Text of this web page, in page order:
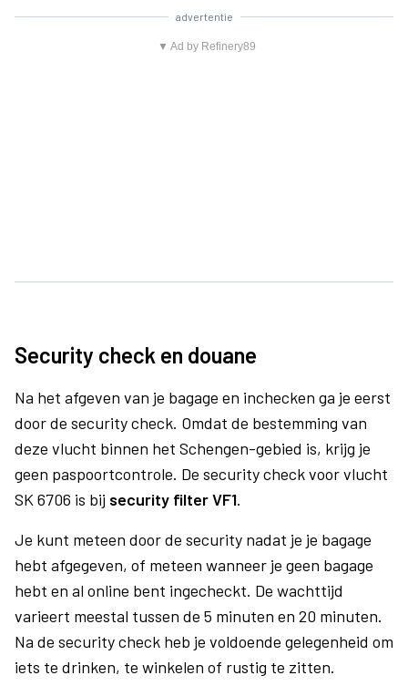
advertentie
▼ Ad by Refinery89
Security check en douane
Na het afgeven van je bagage en inchecken ga je eerst
door de security check. Omdat de bestemming van
deze vlucht binnen het Schengen-gebied is, krijg je
geen paspoortcontrole. De security check voor vlucht
SK 6706 is bij security filter VF1.
Je kunt meteen door de security nadat je je bagage
hebt afgegeven, of meteen wanneer je geen bagage
hebt en al online bent ingecheckt. De wachttijd
varieert meestal tussen de 5 minuten en 20 minuten.
Na de security check heb je voldoende gelegenheid om
iets te drinken, te winkelen of rustig te zitten.